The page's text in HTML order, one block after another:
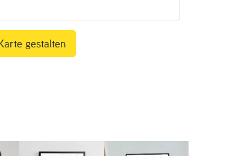
gestalten